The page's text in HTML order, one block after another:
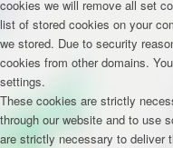
cookies we will remove all set
list of stored cookies on your
we stored. Due to security
cookies from other domains.
settings.
These cookies are strictly
through our website and to use
are strictly necessary to deliver